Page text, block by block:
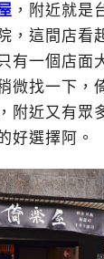
，附近就是
，這間店看
有一個店面
微找一下，
附近又有眾
好選擇阿。